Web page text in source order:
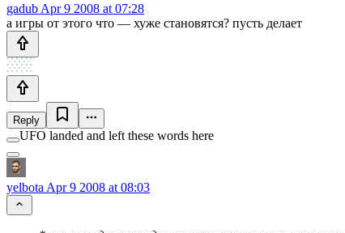
gadub Apr 9 2008 at 07:28
а игры от этого что — хуже становятся? пусть делает
Reply
UFO landed and left these words here
yelbota Apr 9 2008 at 08:03